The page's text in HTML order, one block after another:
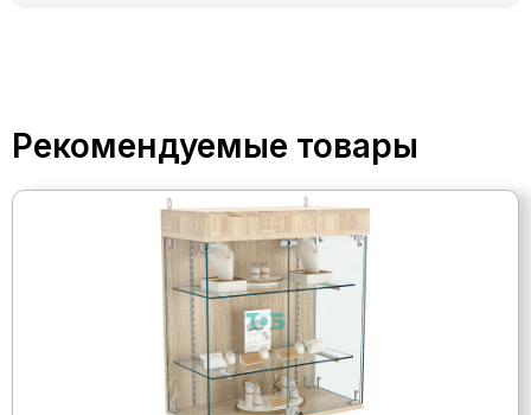
Рекомендуемые товары